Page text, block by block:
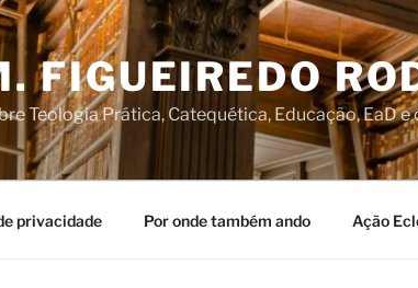
FIGUEIREDO
Teologia Prática, Catequética, Educação, EaD
privacidade Por onde também ando Ação